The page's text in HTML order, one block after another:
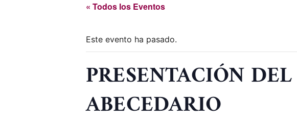
« Todos los Eventos
Este evento ha pasado.
PRESENTACIÓN
ABECEDARIO